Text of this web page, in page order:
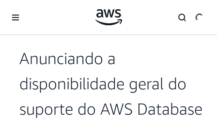
Pular para o conteúdo principal
Anunciando a
disponibilidade geral do
suporte do AWS Database